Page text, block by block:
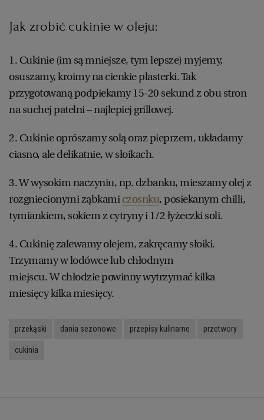
RZESZÓW
SOSNOWIEC
SZCZECIN
TORUŃ
WAŁBRZYCH
WARSZAWA
WROCŁAW
Jak zrobić cukinie w oleju:
1. Cukinie (im są mniejsze, tym lepsze) myjemy,
osuszamy, kroimy na cienkie plasterki. Tak
przygotowaną podpiekamy 15-20 sekund z obu stron
na suchej patelni – najlepiej grillowej.
2. Cukinie oprószamy solą oraz pieprzem, układamy
ciasno, ale delikatnie, w słoikach.
3. W wysokim naczyniu, np. dzbanku, mieszamy olej z
rozgniecionymi ząbkamiczosnku, posiekanym chilli,
tymiankiem, sokiem z cytryny i 1/2 łyżeczki soli.
4. Cukinię zalewamy olejem, zakręcamy słoiki.
Trzymamy w lodówce lub chłodnym
miejscu. W chłodzie powinny wytrzymać kilka
miesięcy kilka miesięcy.
przekąski dania sezonowe przepisy kulinarne przetwory
cukinia